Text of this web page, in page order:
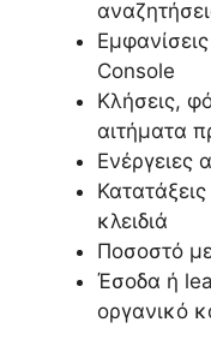
Console
Κλήσεις,
αιτήματα
Ενέργειες
κλειδιά
Ποσοστό
Έσοδα ή
οργανικό